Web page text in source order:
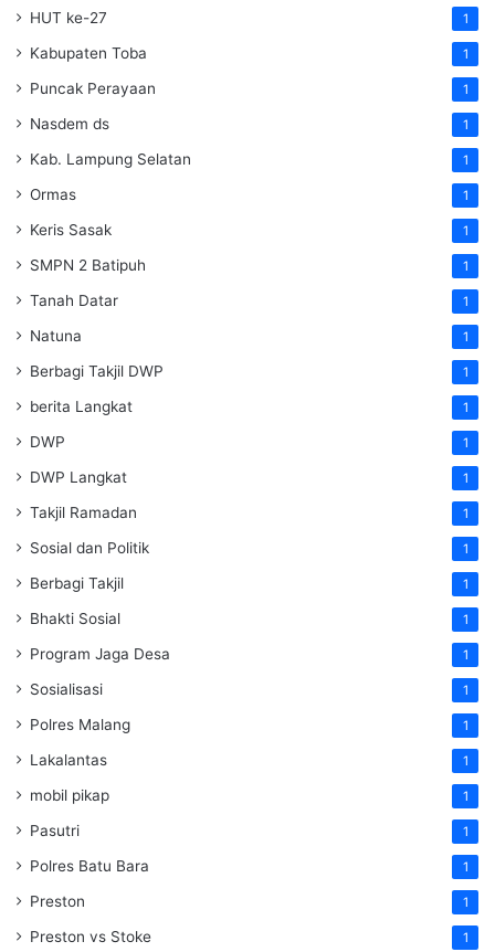
HUT ke-27 1
Kabupaten Toba 1
Puncak Perayaan 1
Nasdem ds 1
Kab. Lampung Selatan 1
Ormas 1
Keris Sasak 1
SMPN 2 Batipuh 1
Tanah Datar 1
Natuna 1
Berbagi Takjil DWP 1
berita Langkat 1
DWP 1
DWP Langkat 1
Takjil Ramadan 1
Sosial dan Politik 1
Berbagi Takjil 1
Bhakti Sosial 1
Program Jaga Desa 1
Sosialisasi 1
Polres Malang 1
Lakalantas 1
mobil pikap 1
Pasutri 1
Polres Batu Bara 1
Preston 1
Preston vs Stoke 1